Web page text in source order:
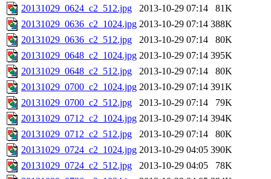
20131029_0624_c2_512.jpg
2013-10-29 07:14
81K
20131029_0636_c2_1024.jpg 2013-10-29 07:14 388K
20131029_0636_c2_512.jpg
2013-10-29 07:14
80K
20131029_0648_c2_1024.jpg 2013-10-29 07:14 395K
20131029_0648_c2_512.jpg
2013-10-29 07:14
80K
20131029_0700_c2_1024.jpg 2013-10-29 07:14 391K
20131029_0700_c2_512.jpg
2013-10-29 07:14
79K
20131029_0712_c2_1024.jpg 2013-10-29 07:14 394K
20131029_0712_c2_512.jpg
2013-10-29 07:14
80K
20131029_0724_c2_1024.jpg 2013-10-29 04:05 390K
20131029_0724_c2_512.jpg
2013-10-29 04:05
78K